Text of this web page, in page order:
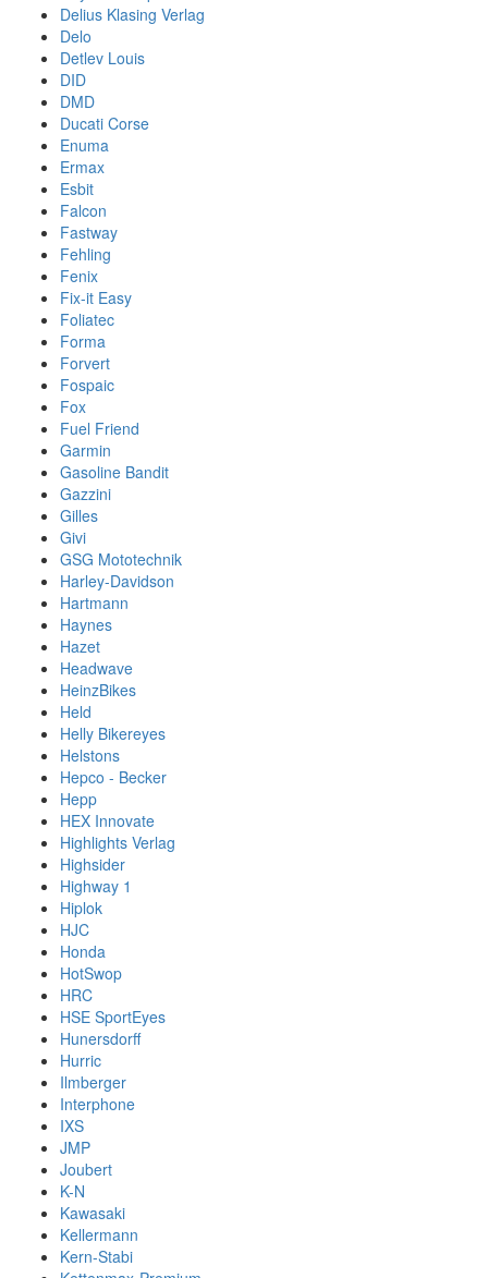
Delius Klasing Verlag
Delo
Detlev Louis
DID
DMD
Ducati Corse
Enuma
Ermax
Esbit
Falcon
Fastway
Fehling
Fenix
Fix-it Easy
Foliatec
Forma
Forvert
Fospaic
Fox
Fuel Friend
Garmin
Gasoline Bandit
Gazzini
Gilles
Givi
GSG Mototechnik
Harley-Davidson
Hartmann
Haynes
Hazet
Headwave
HeinzBikes
Held
Helly Bikereyes
Helstons
Hepco - Becker
Hepp
HEX Innovate
Highlights Verlag
Highsider
Highway 1
Hiplok
HJC
Honda
HotSwop
HRC
HSE SportEyes
Hunersdorff
Hurric
Ilmberger
Interphone
IXS
JMP
Joubert
K-N
Kawasaki
Kellermann
Kern-Stabi